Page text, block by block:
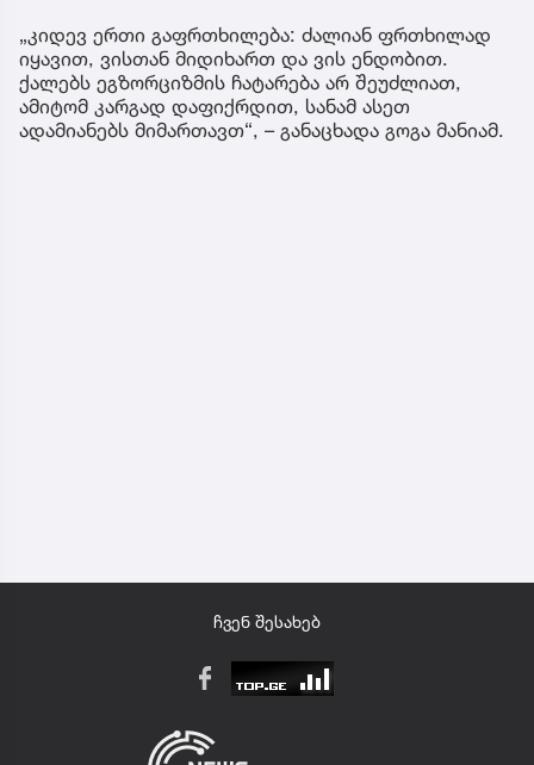
„კიდევ ერთი გაფრთხილება: ძალიან ფრთხილად
იყავით, ვისთან მიდიხართ და ვის ენდობით.
ქალებს ეგზორციზმის ჩატარება არ შეუძლიათ,
ამიტომ კარგად დაფიქრდით, სანამ ასეთ
ადამიანებს მიმართავთ“, – განაცხადა გოგა მანიამ.
ჩვენ შესახებ